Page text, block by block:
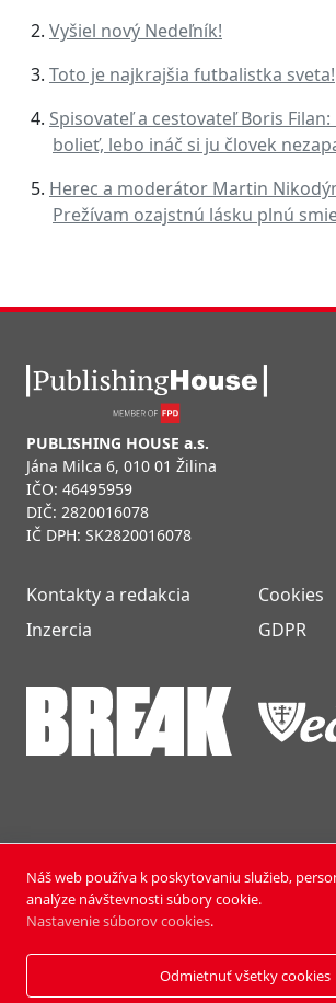
Vyšiel nový Nedeľník!
Toto je najkrajšia futbalistka sveta!
Spisovateľ a cestovateľ Boris
bolieť, lebo ináč si ju človek
Herec a moderátor Martin
Prežívam ozajstnú lásku plnú
PUBLISHING HOUSE a.s.
Jána Milca 6, 010 01 Žilina
IČO: 46495959
DIČ: 2820016078
IČ DPH: SK2820016078
Kontakty a redakcia
Inzercia
Cookies
GDPR
NOVÝ ČAS NEDEĽA © 2024 |
Všetky práva vyhradené.
Vyrobili:Pixmark
Náš web používa k poskytovaniu služieb,
analýze návštevnosti súbory cookie.
Nastavenie súborov cookies.
Odmietnuť všetky cookies